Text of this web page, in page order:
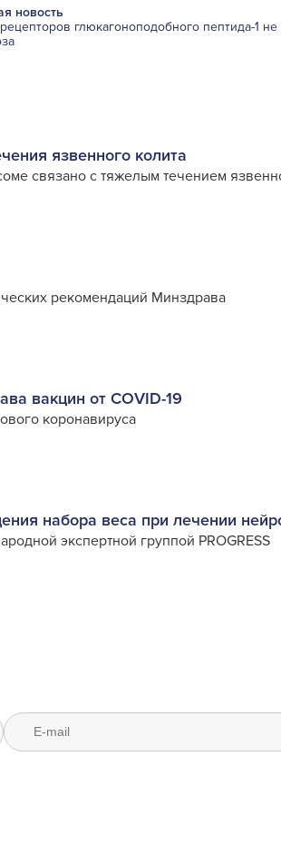
новость
глюкагоноподобного пептида-1
язвенного колита
связано с тяжелым течением
рекомендаций Минздрава
вакцин от COVID-19
коронавируса
набора веса при лечении
экспертной группой PROGRESS